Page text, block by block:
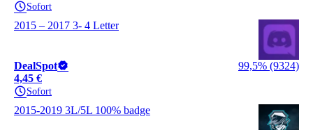
Sofort
2015 – 2017 3- 4 Letter
DealSpot
99,5% (9324)
4,45 €
Sofort
2015-2019 3L/5L 100% badge